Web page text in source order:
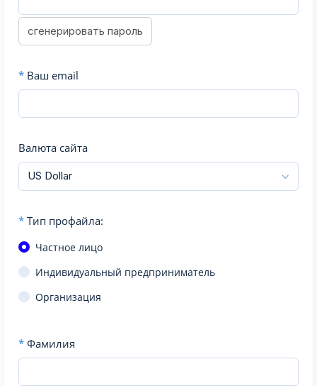
сгенерировать пароль
* Ваш email
Валюта сайта
* Тип профайла:
Частное лицо
Индивидуальный предприниматель
Организация
* Фамилия